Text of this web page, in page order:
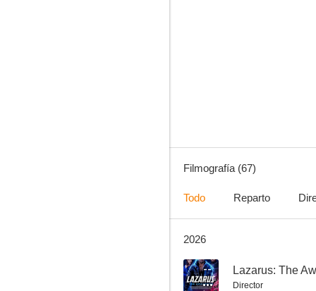
5.0
Filmografía (67)
Todo Reparto
2026
-- Lazarus: The
Director